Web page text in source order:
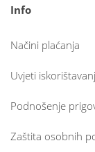
Info
Načini plaćanja
Uvjeti
Podnošenje
Zaštita osobnih